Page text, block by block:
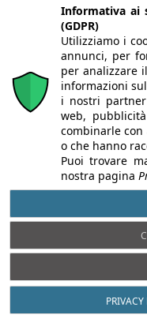
dell’Architettura di
COMUNICATI
22/06/2026
CERAMICHE KEOPE
Smart di
Informativa ai
(GDPR)
Utilizziamo i
annunci, per
per analizzare
informazioni
i nostri
web,
combinarle
o che hanno
Puoi trovare
nostra pagina